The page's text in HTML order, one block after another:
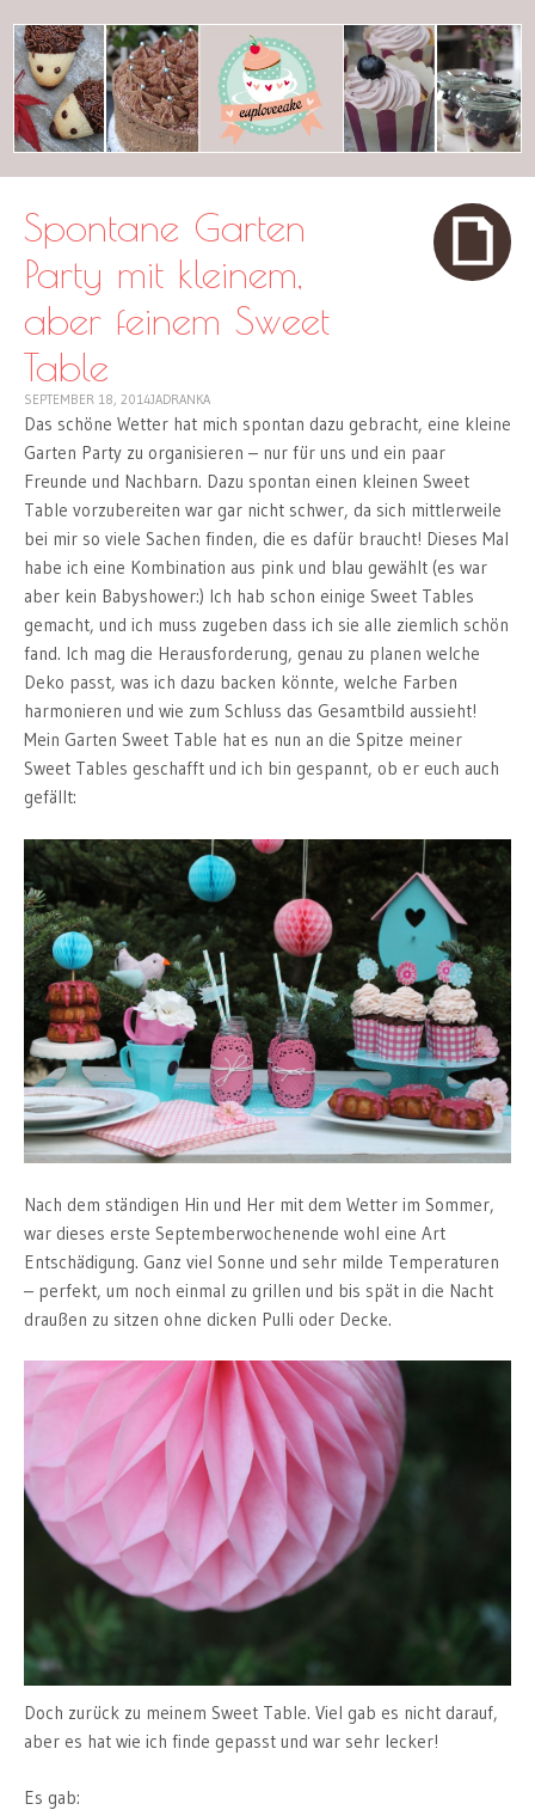
cuplovecake
Spontane Garten
Party mit kleinem,
aber feinem Sweet
Table
SEPTEMBER 18, 2014JADRANKA
Das schöne Wetter hat mich spontan dazu gebracht, eine kleine
Garten Party zu organisieren – nur für uns und ein paar
Freunde und Nachbarn. Dazu spontan einen kleinen Sweet
Table vorzubereiten war gar nicht schwer, da sich mittlerweile
bei mir so viele Sachen finden, die es dafür braucht! Dieses Mal
habe ich eine Kombination aus pink und blau gewählt (es war
aber kein Babyshower:) Ich hab schon einige Sweet Tables
gemacht, und ich muss zugeben dass ich sie alle ziemlich schön
fand. Ich mag die Herausforderung, genau zu planen welche
Deko passt, was ich dazu backen könnte, welche Farben
harmonieren und wie zum Schluss das Gesamtbild aussieht!
Mein Garten Sweet Table hat es nun an die Spitze meiner
Sweet Tables geschafft und ich bin gespannt, ob er euch auch
gefällt:
Nach dem ständigen Hin und Her mit dem Wetter im Sommer,
war dieses erste Septemberwochenende wohl eine Art
Entschädigung. Ganz viel Sonne und sehr milde Temperaturen
– perfekt, um noch einmal zu grillen und bis spät in die Nacht
draußen zu sitzen ohne dicken Pulli oder Decke.
Doch zurück zu meinem Sweet Table. Viel gab es nicht darauf,
aber es hat wie ich finde gepasst und war sehr lecker!
Es gab: